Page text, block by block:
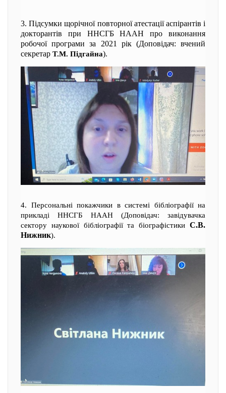
3. Підсумки щорічної повторної атестації аспірантів і
докторантів при ННСГБ НААН про виконання
робочої програми за 2021 рік (Доповідач: вчений
секретар Т.М. Підгайна).
4. Персональні покажчики в системі бібліографії на
прикладі ННСГБ НААН (Доповідач: завідувачка
сектору наукової бібліографії та біографістики С.В.
Нижник).